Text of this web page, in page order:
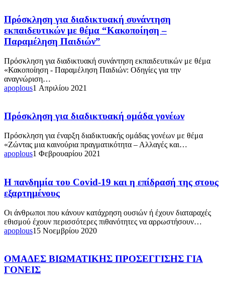
Πρόσκληση
για
διαδικτυακή
συνάντηση
με
θέμα
“Κακοποίηση
–
Πρόσκληση για διαδικτυακή συνάντηση
εκπαιδευτικών με θέμα “Κακοποίηση –
Παραμέληση Παιδιών”
Πρόσκληση για διαδικτυακή συνάντηση εκπαιδευτικών με θέμα
«Κακοποίηση - Παραμέληση Παιδιών: Οδηγίες για την
αναγνώριση…
apoplous1 Απριλίου 2021
Πρόσκληση
για
διαδικτυακή
ομάδα
γονέων
Πρόσκληση για διαδικτυακή ομάδα γονέων
Πρόσκληση για έναρξη διαδικτυακής ομάδας γονέων με θέμα
«Ζώντας μια καινούρια πραγματικότητα – Αλλαγές και…
apoplous1 Φεβρουαρίου 2021
Η
πανδημία
του
Covid-
19
και
η
στους
εξαρτημένους
Η πανδημία του Covid-19 και η επίδρασή της στους
εξαρτημένους
Οι άνθρωποι που κάνουν κατάχρηση ουσιών ή έχουν διαταραχές
εθισμού έχουν περισσότερες πιθανότητες να αρρωστήσουν…
apoplous15 Νοεμβρίου 2020
ΟΜΑΔΕΣ
ΒΙΩΜΑΤΙΚΗΣ
ΠΡΟΣΕΓΓΙΣΗΣ
ΟΜΑΔΕΣ ΒΙΩΜΑΤΙΚΗΣ ΠΡΟΣΕΓΓΙΣΗΣ ΓΙΑ
ΓΟΝΕΙΣ